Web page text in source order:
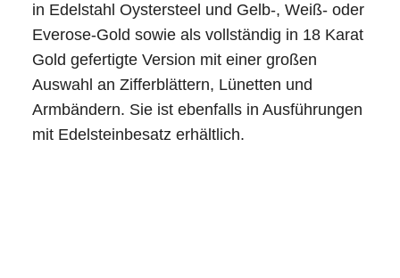
in Edelstahl Oystersteel und Gelb-, Weiß- oder
Everose-Gold sowie als vollständig in 18 Karat
Gold gefertigte Version mit einer großen
Auswahl an Zifferblättern, Lünetten und
Armbändern. Sie ist ebenfalls in Ausführungen
mit Edelsteinbesatz erhältlich.